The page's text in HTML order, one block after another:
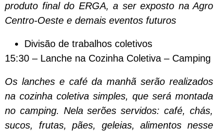
produto final do ERGA, a ser exposto na Agro
Centro-Oeste e demais eventos futuros
Divisão de trabalhos coletivos
15:30 – Lanche na Cozinha Coletiva – Camping
Os lanches e café da manhã serão realizados
na cozinha coletiva simples, que será montada
no camping. Nela serões servidos: café, chás,
sucos, frutas, pães, geleias, alimentos nesse